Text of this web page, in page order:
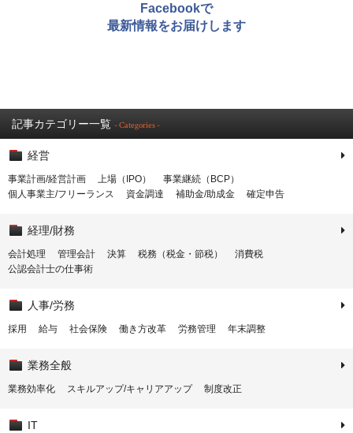
Facebookで
最新情報をお届けします
記事カテゴリー一覧 - Categories -
経営
事業計画/経営計画 上場（IPO）
事業継続（BCP）
個人事業主/フリーランス
資金調達 補助金/助成金 確定申告
経理/財務
会計処理 管理会計 決算 税務（税金・節税）
消費税
公認会計士の仕事術
人事/労務
採用 給与 社会保険 働き方改革 労務管理 年末調整
業務全般
業務効率化 スキルアップ/キャリアアップ 制度改正
IT